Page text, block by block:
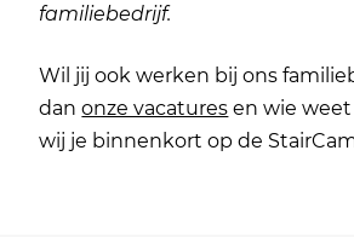
familiebedrijf.
Wil jij ook werken bij ons
danonze vacatures en wie
wij je binnenkort op de